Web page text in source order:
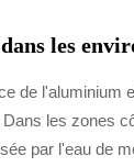
les
de l'aluminium
les zones
par l'eau de